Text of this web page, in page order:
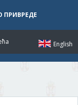
English
ПРИВРЕДЕ